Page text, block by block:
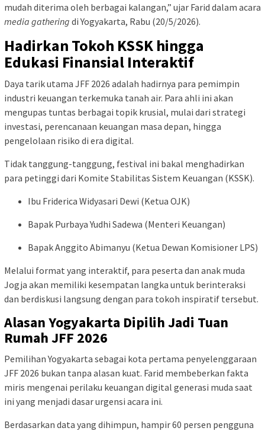
mudah diterima oleh berbagai kalangan,” ujar Farid dalam acara
media gathering di Yogyakarta, Rabu (20/5/2026).
Hadirkan Tokoh KSSK hingga
Edukasi Finansial Interaktif
Daya tarik utama JFF 2026 adalah hadirnya para pemimpin
industri keuangan terkemuka tanah air. Para ahli ini akan
mengupas tuntas berbagai topik krusial, mulai dari strategi
investasi, perencanaan keuangan masa depan, hingga
pengelolaan risiko di era digital.
Tidak tanggung-tanggung, festival ini bakal menghadirkan
para petinggi dari Komite Stabilitas Sistem Keuangan (KSSK).
Ibu Friderica Widyasari Dewi (Ketua OJK)
Bapak Purbaya Yudhi Sadewa (Menteri Keuangan)
Bapak Anggito Abimanyu (Ketua Dewan Komisioner LPS)
Melalui format yang interaktif, para peserta dan anak muda
Jogja akan memiliki kesempatan langka untuk berinteraksi
dan berdiskusi langsung dengan para tokoh inspiratif tersebut.
Alasan Yogyakarta Dipilih Jadi Tuan
Rumah JFF 2026
Pemilihan Yogyakarta sebagai kota pertama penyelenggaraan
JFF 2026 bukan tanpa alasan kuat. Farid membeberkan fakta
miris mengenai perilaku keuangan digital generasi muda saat
ini yang menjadi dasar urgensi acara ini.
Berdasarkan data yang dihimpun, hampir 60 persen pengguna